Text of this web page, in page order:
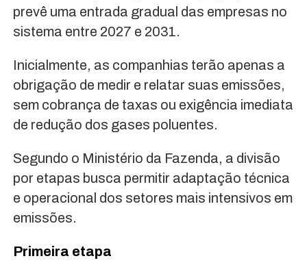
prevê uma entrada gradual das empresas no
sistema entre 2027 e 2031.
Inicialmente, as companhias terão apenas a
obrigação de medir e relatar suas emissões,
sem cobrança de taxas ou exigência imediata
de redução dos gases poluentes.
Segundo o Ministério da Fazenda, a divisão
por etapas busca permitir adaptação técnica
e operacional dos setores mais intensivos em
emissões.
Primeira etapa